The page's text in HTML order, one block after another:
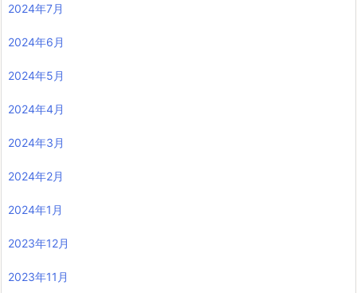
2024年7月
2024年6月
2024年5月
2024年4月
2024年3月
2024年2月
2024年1月
2023年12月
2023年11月